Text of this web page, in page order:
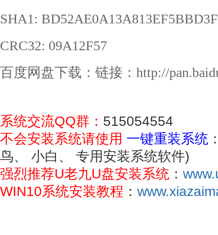
SHA1:
CRC32: 09A12F57
百度网盘下载：链接：http://
系统交流QQ群： 515054554
不会安装系统请使用 一键重装系统
鸟、 小白、 专用安装系统软件)
强烈推荐U老九U盘安装系统 ：
WIN10系统安装教程 ：